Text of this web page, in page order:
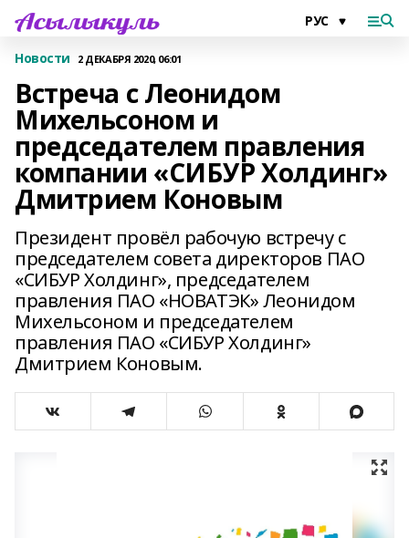
Новости 2 ДЕКАБРЯ 2020, 06:01
Встреча с Леонидом
Михельсоном и
председателем правления
компании «СИБУР Холдинг»
Дмитрием Коновым
Президент провёл рабочую встречу с
председателем совета директоров ПАО
«СИБУР Холдинг», председателем
правления ПАО «НОВАТЭК» Леонидом
Михельсоном и председателем
правления ПАО «СИБУР Холдинг»
Дмитрием Коновым.